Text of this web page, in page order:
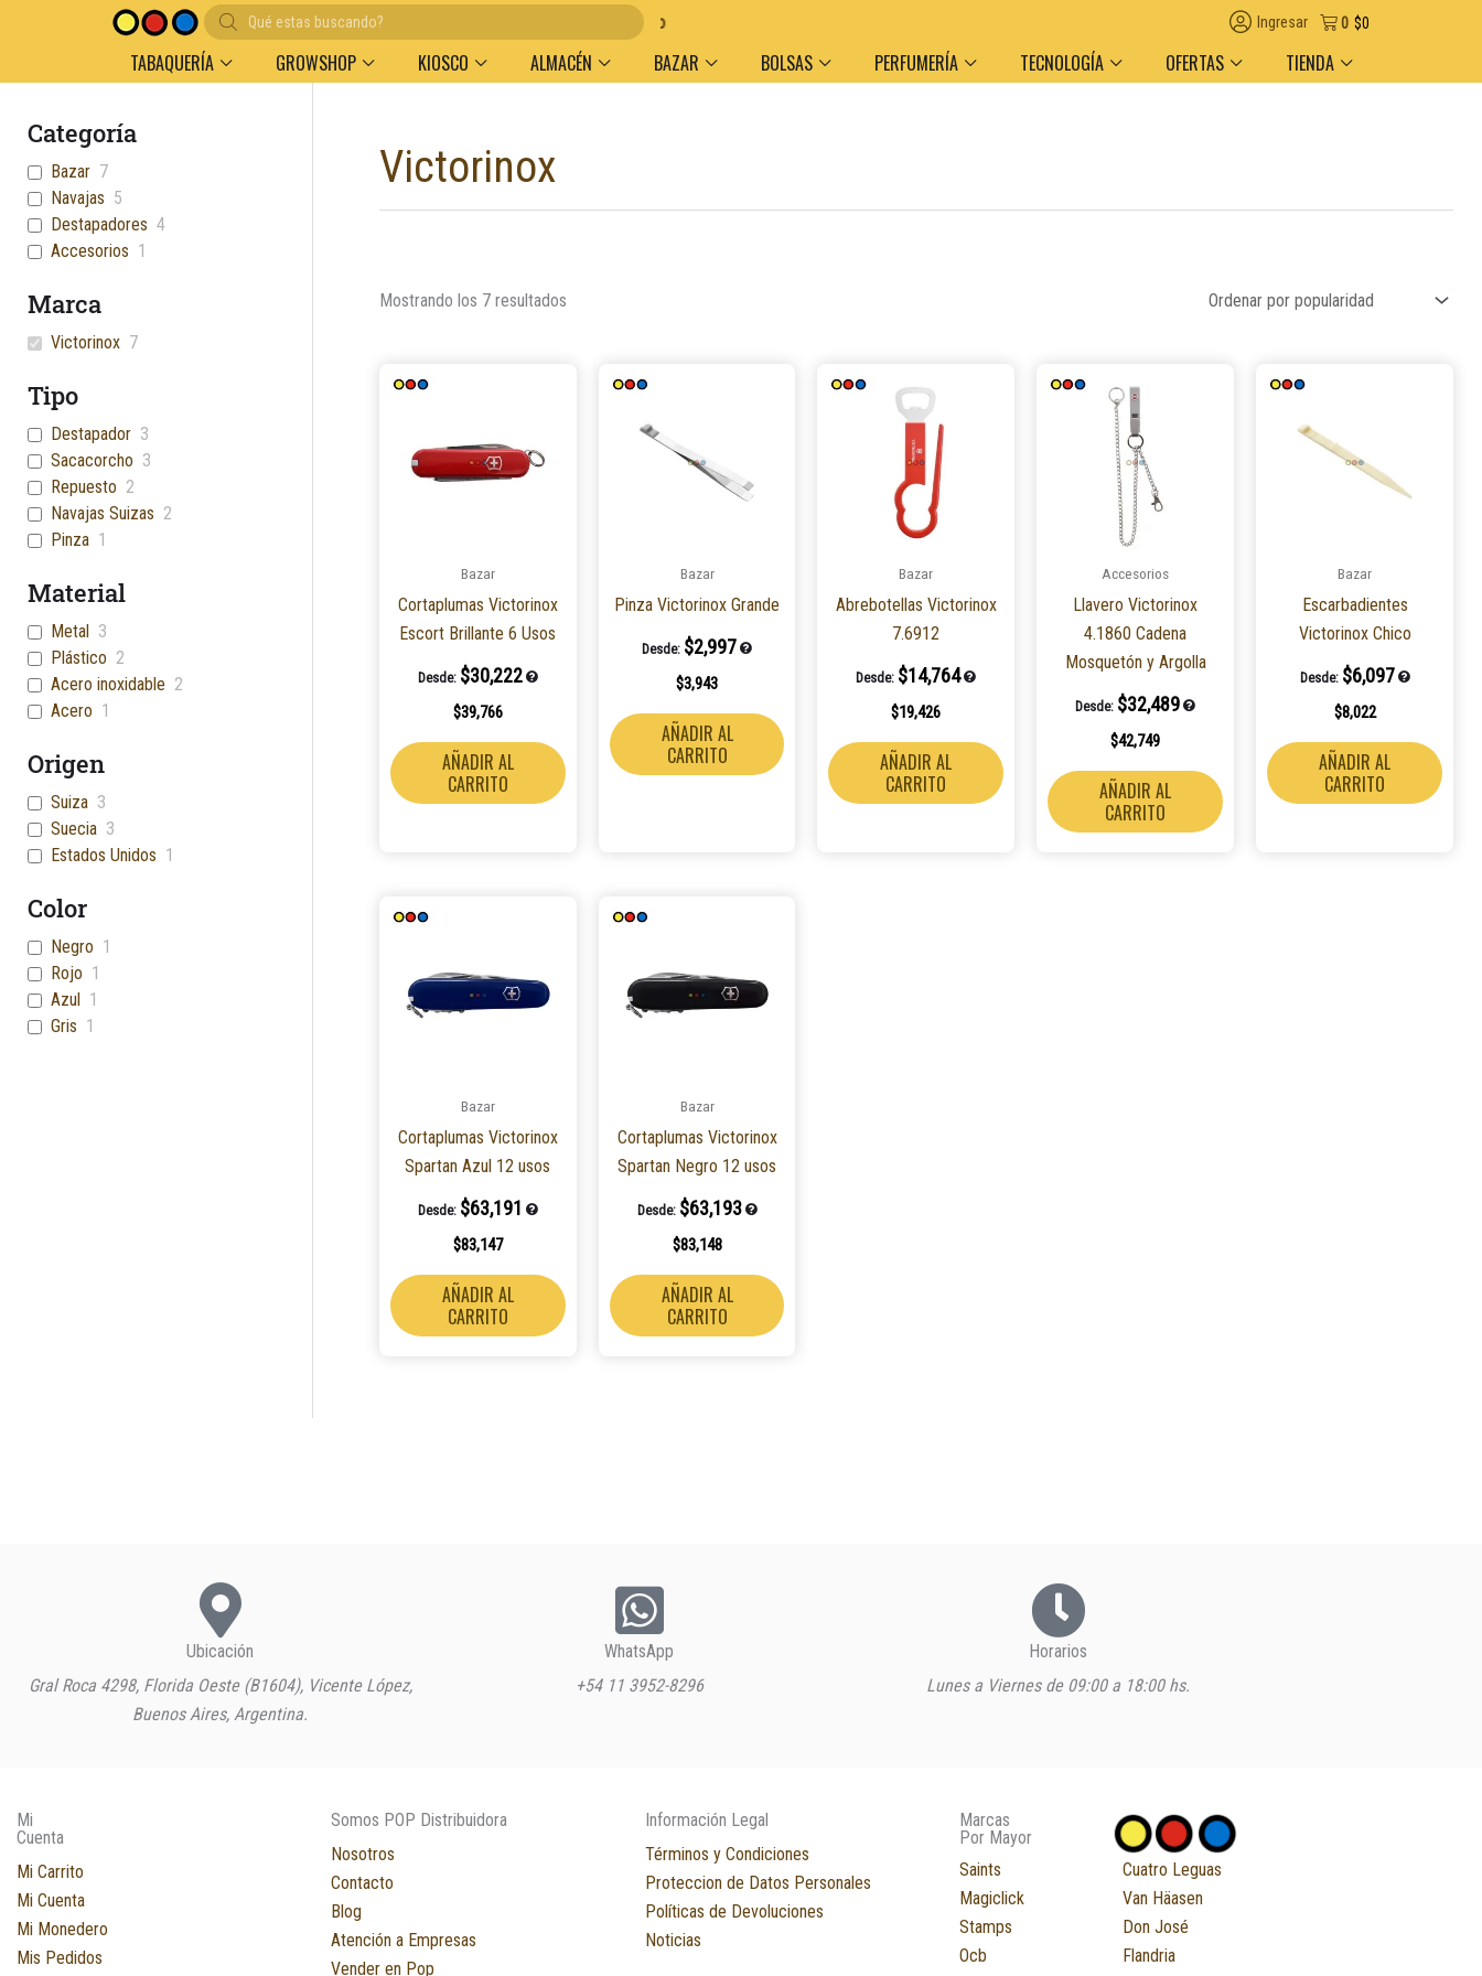
Búsqueda
de
productos
Entregas en el día en AMBA Descuento por volumen y medio de pago $0
0
Ingresar
TABAQUERÍA GROWSHOP KIOSCO ALMACÉN BAZAR BOLSAS PERFUMERÍA TECNOLOGÍA OFERTAS TIENDA
Categoría
Bazar 7
Navajas 5
Destapadores 4
Accesorios 1
Marca
Victorinox 7
Tipo
Destapador 3
Sacacorcho 3
Repuesto 2
Navajas Suizas 2
Pinza 1
Material
Metal 3
Plástico 2
Acero inoxidable 2
Acero 1
Origen
Suiza 3
Suecia 3
Estados Unidos 1
Color
Negro 1
Rojo 1
Azul 1
Gris 1
Victorinox
Mostrando los 7 resultados
Bazar
Cortaplumas Victorinox
Escort Brillante 6 Usos
Desde: $30,222
$39,766
AÑADIR AL
CARRITO
Bazar
Pinza Victorinox Grande
Desde: $2,997
$3,943
AÑADIR AL
CARRITO
Bazar
Abrebotellas Victorinox
7.6912
Desde: $14,764
$19,426
AÑADIR AL
CARRITO
Accesorios
Llavero Victorinox
4.1860 Cadena
Mosquetón y Argolla
Desde: $32,489
$42,749
AÑADIR AL
CARRITO
Bazar
Escarbadientes
Victorinox Chico
Desde: $6,097
$8,022
AÑADIR AL
CARRITO
Bazar
Cortaplumas Victorinox
Spartan Azul 12 usos
Desde: $63,191
$83,147
AÑADIR AL
CARRITO
Bazar
Cortaplumas Victorinox
Spartan Negro 12 usos
Desde: $63,193
$83,148
AÑADIR AL
CARRITO
Ubicación
Gral Roca 4298, Florida Oeste (B1604), Vicente López,
Buenos Aires, Argentina.
WhatsApp
+54 11 3952-8296
Horarios
Lunes a Viernes de 09:00 a 18:00 hs.
Mi
Cuenta
Mi Carrito
Mi Cuenta
Mi Monedero
Mis Pedidos
Somos POP Distribuidora
Nosotros
Contacto
Blog
Atención a Empresas
Vender en Pop
Información Legal
Términos y Condiciones
Proteccion de Datos Personales
Políticas de Devoluciones
Noticias
Marcas
Por Mayor
Saints
Magiclick
Stamps
Ocb
Cuatro Leguas
Van Häasen
Don José
Flandria